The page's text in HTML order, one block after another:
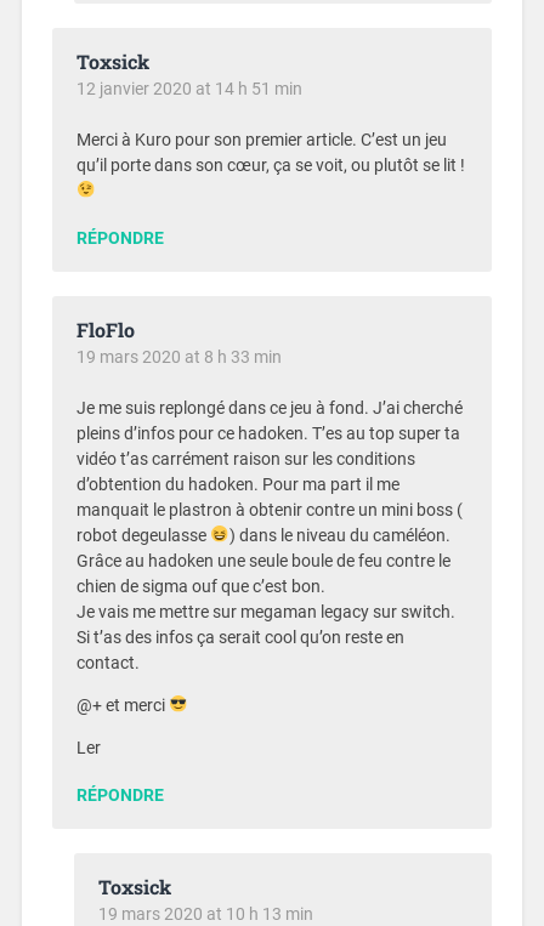
Toxsick
12 janvier 2020 at 14 h 51 min
Merci à Kuro pour son premier article. C’est un jeu
qu’il porte dans son cœur, ça se voit, ou plutôt se lit !
RÉPONDRE
FloFlo
19 mars 2020 at 8 h 33 min
Je me suis replongé dans ce jeu à fond. J’ai cherché
pleins d’infos pour ce hadoken. T’es au top super ta
vidéo t’as carrément raison sur les conditions
d’obtention du hadoken. Pour ma part il me
manquait le plastron à obtenir contre un mini boss (
robot degeulasse
) dans le niveau du caméléon.
Grâce au hadoken une seule boule de feu contre le
chien de sigma ouf que c’est bon.
Je vais me mettre sur megaman legacy sur switch.
Si t’as des infos ça serait cool qu’on reste en
contact.
@+ et merci
Ler
RÉPONDRE
Toxsick
19 mars 2020 at 10 h 13 min